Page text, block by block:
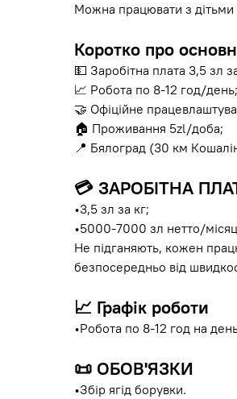
Можна працювати з дітьми
Коротко про
💵 Заробітна плата 3,5 зл
📈 Робота по 8-12 год/день;
🤝 Офіційне
🏠 Проживання 5zl/доба;
📍 Бялоград (30 км
💳 ЗАРОБІТНА
•3,5 зл за кг;
•5000-7000 зл нетто/
Не підганяють, кожен
безпосередньо від
📈 Графік роботи
•Робота по 8-12 год на
📜 ОБОВ'ЯЗКИ
•Збір ягід борувки.